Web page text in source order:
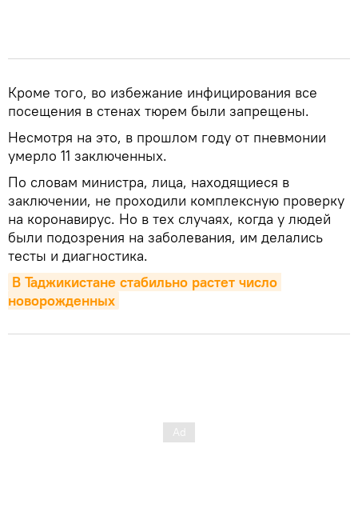
Кроме того, во избежание инфицирования все
посещения в стенах тюрем были запрещены.
Несмотря на это, в прошлом году от пневмонии
умерло 11 заключенных.
По словам министра, лица, находящиеся в
заключении, не проходили комплексную проверку
на коронавирус. Но в тех случаях, когда у людей
были подозрения на заболевания, им делались
тесты и диагностика.
В Таджикистане стабильно растет число
новорожденных